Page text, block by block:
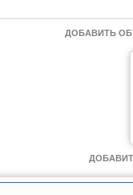
ДОБАВИТЬ